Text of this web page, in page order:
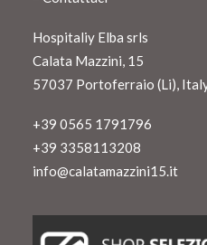
Hospitaliy Elba srls
Calata Mazzini, 15
57037 Portoferraio (Li),
+39 0565 1791796
+39 3358113208
info@calatamazzini15.it